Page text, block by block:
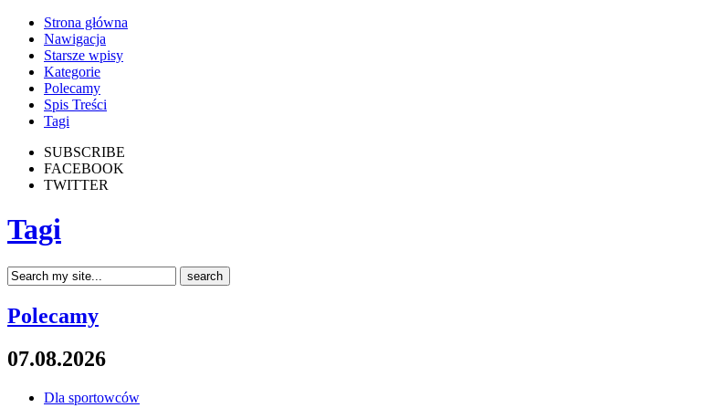
Strona główna
Nawigacja
Starsze wpisy
Kategorie
Polecamy
Spis Treści
Tagi
SUBSCRIBE
FACEBOOK
TWITTER
Tagi
Polecamy
07.08.2026
Dla sportowców